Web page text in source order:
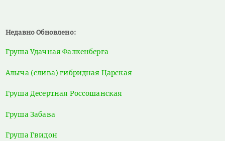
Недавно Обновлено:
Груша Удачная Фалкенберга
Алыча (слива) гибридная Царская
Груша Десертная Россошанская
Груша Забава
Груша Гвидон